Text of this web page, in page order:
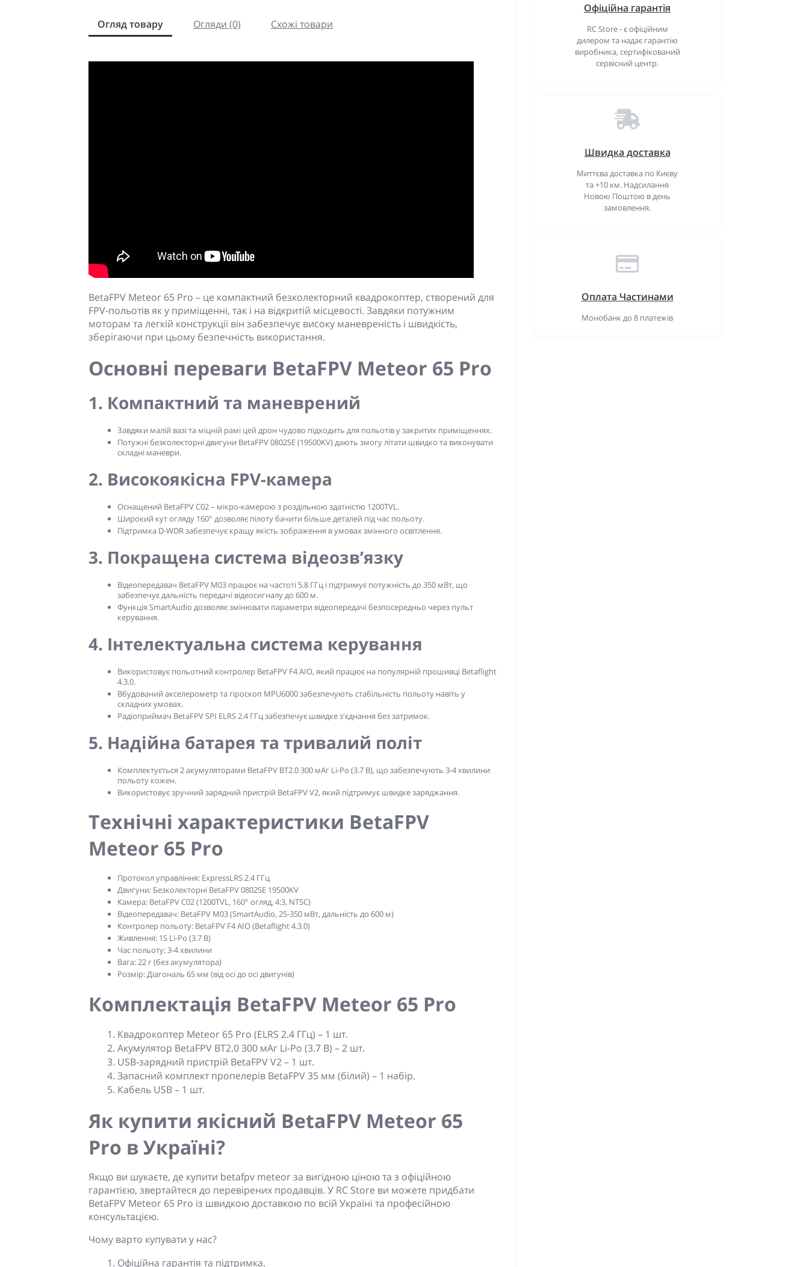
Огляд товару Огляди (0) Схожі товари
BetaFPV Meteor 65 Pro – це компактний безколекторний квадрокоптер, створений для
FPV-польотів як у приміщенні, так і на відкритій місцевості. Завдяки потужним
моторам та легкій конструкції він забезпечує високу маневреність і швидкість,
зберігаючи при цьому безпечність використання.
Основні переваги BetaFPV Meteor 65 Pro
1. Компактний та маневрений
Завдяки малій вазі та міцній рамі цей дрон чудово підходить для польотів у закритих приміщеннях.
Потужні безколекторні двигуни BetaFPV 0802SE (19500KV) дають змогу літати швидко та виконувати
складні маневри.
2. Високоякісна FPV-камера
Оснащений BetaFPV C02 – мікро-камерою з роздільною здатністю 1200TVL.
Широкий кут огляду 160° дозволяє пілоту бачити більше деталей під час польоту.
Підтримка D-WDR забезпечує кращу якість зображення в умовах змінного освітлення.
3. Покращена система відеозв’язку
Відеопередавач BetaFPV M03 працює на частоті 5.8 ГГц і підтримує потужність до 350 мВт, що
забезпечує дальність передачі відеосигналу до 600 м.
Функція SmartAudio дозволяє змінювати параметри відеопередачі безпосередньо через пульт
керування.
4. Інтелектуальна система керування
Використовує польотний контролер BetaFPV F4 AIO, який працює на популярній прошивці Betaflight
4.3.0.
Вбудований акселерометр та гіроскоп MPU6000 забезпечують стабільність польоту навіть у
складних умовах.
Радіоприймач BetaFPV SPI ELRS 2.4 ГГц забезпечує швидке з'єднання без затримок.
5. Надійна батарея та тривалий політ
Комплектується 2 акумуляторами BetaFPV BT2.0 300 мАг Li-Po (3.7 В), що забезпечують 3-4 хвилини
польоту кожен.
Використовує зручний зарядний пристрій BetaFPV V2, який підтримує швидке заряджання.
Технічні характеристики BetaFPV
Meteor 65 Pro
Протокол управління: ExpressLRS 2.4 ГГц
Двигуни: Безколекторні BetaFPV 0802SE 19500KV
Камера: BetaFPV C02 (1200TVL, 160° огляд, 4:3, NTSC)
Відеопередавач: BetaFPV M03 (SmartAudio, 25-350 мВт, дальність до 600 м)
Контролер польоту: BetaFPV F4 AIO (Betaflight 4.3.0)
Живлення: 1S Li-Po (3.7 В)
Час польоту:3-4 хвилини
Вага:22 г (без акумулятора)
Розмір:Діагональ 65 мм (від осі до осі двигунів)
Комплектація BetaFPV Meteor 65 Pro
Квадрокоптер Meteor 65 Pro (ELRS 2.4 ГГц) – 1 шт.
Акумулятор BetaFPV BT2.0 300 мАг Li-Po (3.7 В) – 2 шт.
USB-зарядний пристрій BetaFPV V2– 1 шт.
Запасний комплект пропелерів BetaFPV 35 мм (білий) – 1 набір.
Кабель USB– 1 шт.
Як купити якісний BetaFPV Meteor 65
Pro в Україні?
Якщо ви шукаєте, де купити betafpv meteor за вигідною ціною та з офіційною
гарантією, звертайтеся до перевірених продавців. У RC Store ви можете придбати
BetaFPV Meteor 65 Pro із швидкою доставкою по всій Україні та професійною
консультацією.
Чому варто купувати у нас?
Офіційна гарантія та підтримка.
Офіційна гарантія
RC Store - є офіційним
дилером та надає гарантію
виробника, сертифікований
сервісний центр.
Швидка доставка
Миттєва доставка по Києву
та +10 км. Надсилання
Новою Поштою в день
замовлення.
Оплата Частинами
Монобанк до 8 платежів